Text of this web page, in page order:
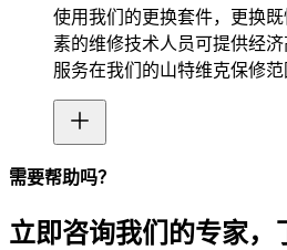
使用我们的更换套件，更换
素的维修技术人员可提供经
服务在我们的山特维克保修范
需要帮助吗？
立即咨询我们的专家，